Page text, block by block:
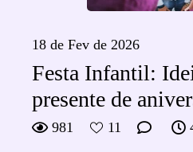
18 de Fev de 2026
Festa Infantil:
presente de
981 11